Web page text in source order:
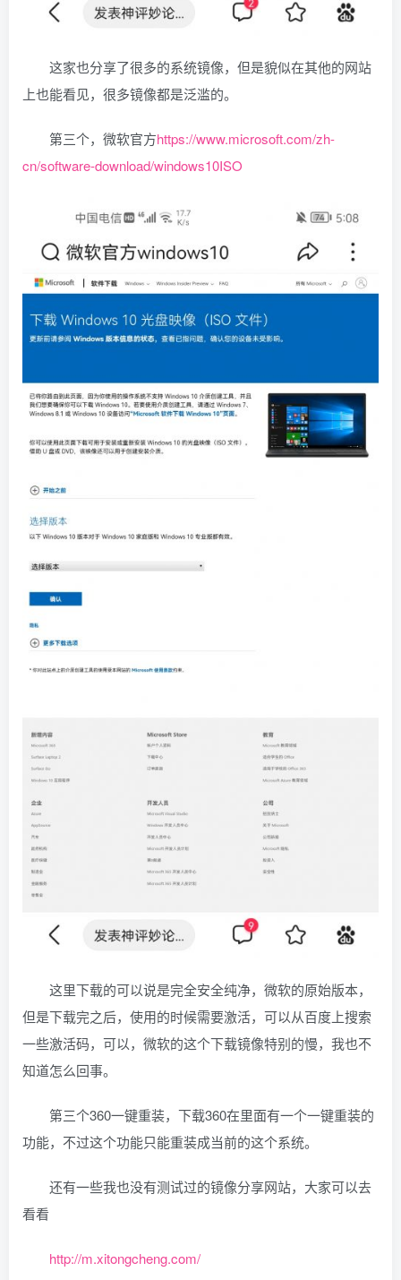
这家也分享了很多的系统镜像，但是貌似在其他的网站
上也能看见，很多镜像都是泛滥的。
第三个，微软官方https://www.microsoft.com/zh-
cn/software-download/windows10ISO
这里下载的可以说是完全安全纯净，微软的原始版本，
但是下载完之后，使用的时候需要激活，可以从百度上搜索
一些激活码，可以，微软的这个下载镜像特别的慢，我也不
知道怎么回事。
第三个360一键重装，下载360在里面有一个一键重装的
功能，不过这个功能只能重装成当前的这个系统。
还有一些我也没有测试过的镜像分享网站，大家可以去
看看
http://m.xitongcheng.com/